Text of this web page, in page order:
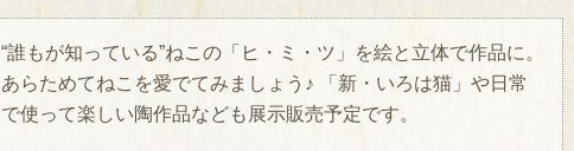
“誰もが知っている”ねこの「ヒ・ミ・ツ」を絵と立体で作品に。
あらためてねこを愛でてみましょう♪ 「新・いろは猫」や日常
で使って楽しい陶作品なども展示販売予定です。